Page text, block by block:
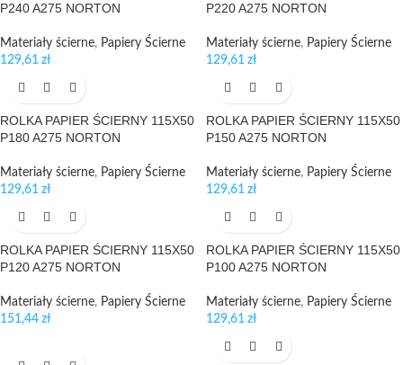
P240 A275 NORTON
Materiały ścierne, Papiery Ścierne
129,61 zł
P220 A275 NORTON
Materiały ścierne, Papiery Ścierne
129,61 zł
ROLKA PAPIER ŚCIERNY 115X50
P180 A275 NORTON
Materiały ścierne, Papiery Ścierne
129,61 zł
ROLKA PAPIER ŚCIERNY 115X50
P150 A275 NORTON
Materiały ścierne, Papiery Ścierne
129,61 zł
ROLKA PAPIER ŚCIERNY 115X50
P120 A275 NORTON
Materiały ścierne, Papiery Ścierne
151,44 zł
ROLKA PAPIER ŚCIERNY 115X50
P100 A275 NORTON
Materiały ścierne, Papiery Ścierne
129,61 zł